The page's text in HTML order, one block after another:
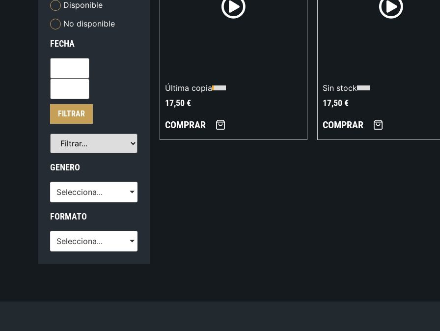
Disponible
No disponible
FECHA
FILTRAR
GENERO
Selecciona...
FORMATO
Selecciona...
Última copia
17,50€
COMPRAR
Sin stock
17,50€
COMPRAR